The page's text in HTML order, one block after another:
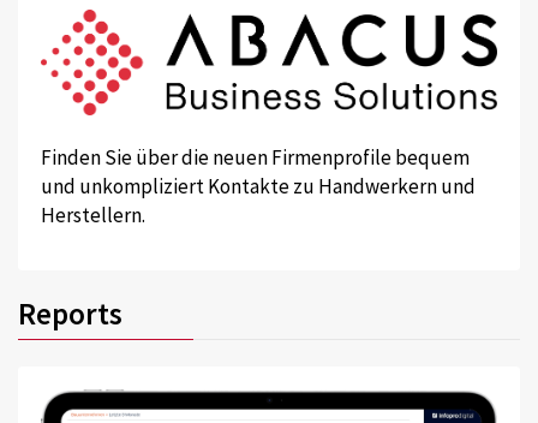
Finden Sie über die neuen Firmenprofile bequem
und unkompliziert Kontakte zu Handwerkern und
Herstellern.
Reports